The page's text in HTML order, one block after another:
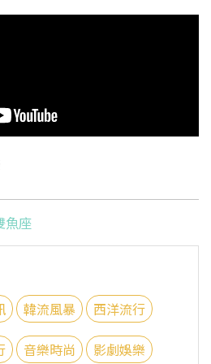
魚座
韓流風暴 西洋流行
音樂時尚 影劇娛樂